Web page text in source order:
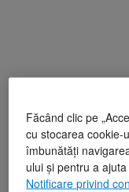
Făcând clic pe
cu stocarea cookie-
îmbunătăți
ului și pentru a
Notificare privind